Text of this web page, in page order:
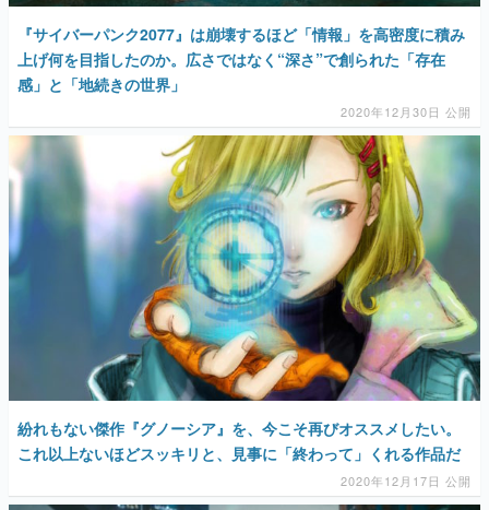
『サイバーパンク2077』は崩壊するほど「情報」を高密度に積み
上げ何を目指したのか。広さではなく“深さ”で創られた「存在
感」と「地続きの世界」
2020年12月30日 公開
紛れもない傑作『グノーシア』を、今こそ再びオススメしたい。
これ以上ないほどスッキリと、見事に「終わって」くれる作品だ
2020年12月17日 公開